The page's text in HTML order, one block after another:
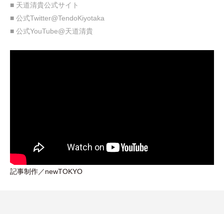
■ 天道清貴公式サイト
■ 公式Twitter@TendoKiyotaka
■ 公式YouTube@天道清貴
記事制作／newTOKYO